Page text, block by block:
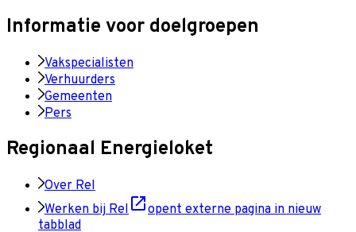
Informatie voor doelgroepen
Vakspecialisten
Verhuurders
Gemeenten
Pers
Regionaal Energieloket
Over Rel
Werken bij Rel
opent externe pagina in nieuw
tabblad